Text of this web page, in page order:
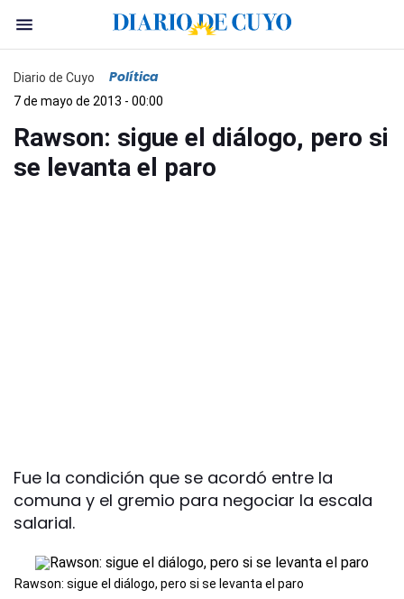
Diario de Cuyo Política
7 de mayo de 2013 - 00:00
Rawson: sigue el diálogo, pero si
se levanta el paro
Fue la condición que se acordó entre la
comuna y el gremio para negociar la escala
salarial.
Rawson: sigue el diálogo, pero si se levanta el paro